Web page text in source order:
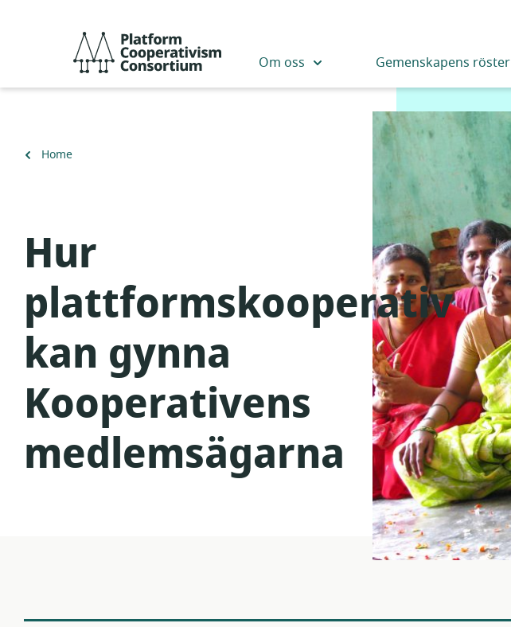
Cooperativism
Om oss Gemenskapens röster
Back
Home
Hur
plattformskooperativ
kan gynna
Kooperativens
medlemsägarna